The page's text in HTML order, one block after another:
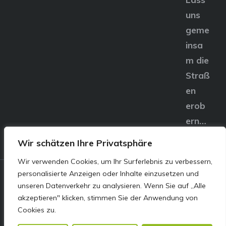
Wir schätzen Ihre Privatsphäre
Wir verwenden Cookies, um Ihr Surferlebnis zu verbessern,
personalisierte Anzeigen oder Inhalte einzusetzen und
unseren Datenverkehr zu analysieren. Wenn Sie auf „Alle
akzeptieren" klicken, stimmen Sie der Anwendung von
Cookies zu.
uns
geme
insa
m die
Straß
en
erob
ern…
© E&S Motors GmbH,
Linzer Straße 83 4240
Freistadt